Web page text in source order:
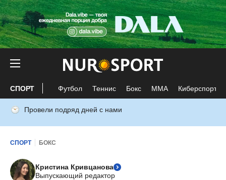
СПОРТ Футбол Теннис Бокс ММА Киберспорт
Провели подряд дней с нами
СПОРТ БОКС
Кристина Кривцанова
Выпускающий редактор